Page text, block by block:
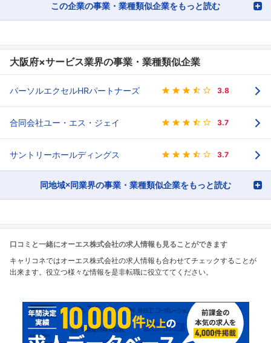
この企業の事業・業種類似企業をもっと読む
大阪府×サービス業界の事業・業種類似企業
パーソルエクセルHRパートナーズ 3.8
合同会社ユー・エス・ジェイ 3.7
サントリーホールディングス 3.7
同地域×同業界の事業・業種類似企業をもっと読む
口コミと一緒にオーエス株式会社の求人情報も見ることができます
キャリコネではオーエス株式会社の求人情報も合わせてチェックすることが
出来ます。役立つ様々な情報を是非転職に役立ててください。